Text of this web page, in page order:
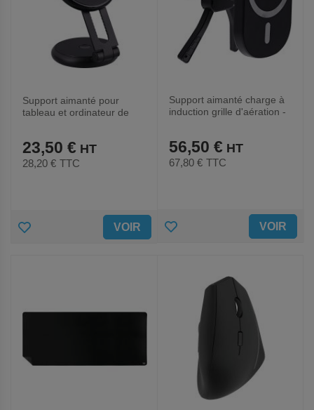
Support aimanté pour
tableau et ordinateur de
23,50 €
28,20 € TTC
AJOUTER VOIR
Support aimanté charge à
induction grille d'aération -
56,50 €
67,80 € TTC
AJOUTER VOIR